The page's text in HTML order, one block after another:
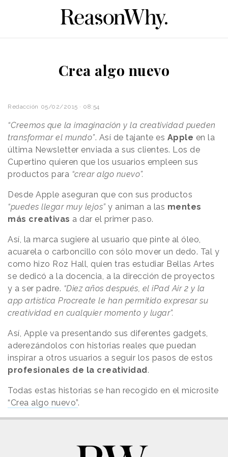
Crea algo nuevo
Redacción 05/02/2015 · 08:54
“Creemos que la imaginación y la creatividad pueden
transformar el mundo”. Así de tajante es Apple en la
última Newsletter enviada a sus clientes. Los de
Cupertino quieren que los usuarios empleen sus
productos para “crear algo nuevo”.
Desde Apple aseguran que con sus productos
“puedes llegar muy lejos”y animan a las mentes
más creativas a dar el primer paso.
Así, la marca sugiere al usuario que pinte al óleo,
acuarela o carboncillo con sólo mover un dedo. Tal y
como hizo Roz Hall, quien tras estudiar Bellas Artes
se dedicó a la docencia, a la dirección de proyectos
y a ser padre. “Diez años después, el iPad Air 2 y la
app artística Procreate le han permitido expresar su
creatividad en cualquier momento y lugar”.
Así, Apple va presentando sus diferentes gadgets,
aderezándolos con historias reales que puedan
inspirar a otros usuarios a seguir los pasos de estos
profesionales de la creatividad.
Todas estas historias se han recogido en el microsite
“Crea algo nuevo”.